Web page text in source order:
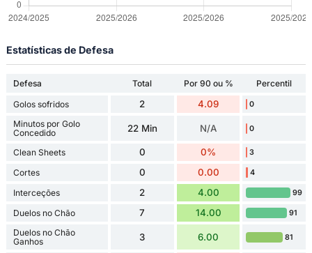
Estatísticas de Defesa
Defesa Total Por 90 ou %
Percentil
Golos sofridos
2 4.09 0
Minutos por Golo
Concedido
22 Min N/A 0
Clean Sheets 0 0% 3
Cortes 0 0.00 4
Interceções 2 4.00 99
Duelos no Chão 7 14.00 91
Duelos no Chão
Ganhos
3 6.00 81